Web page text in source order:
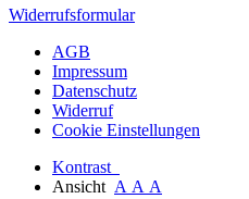
Widerrufsformular
AGB
Impressum
Datenschutz
Widerruf
Cookie Einstellungen
Kontrast
Ansicht A A A